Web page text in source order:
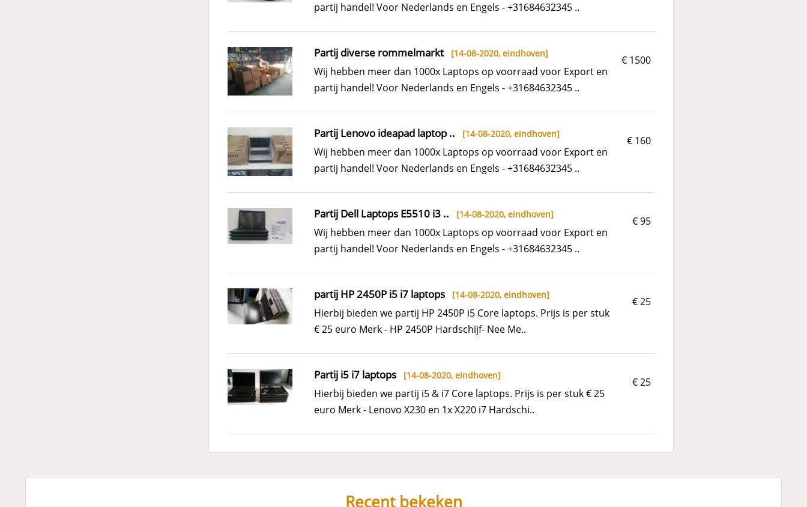
partij handel! Voor Nederlands en Engels - +31684632345 ..
€ 1500
Partij diverse rommelmarkt[14-08-2020, eindhoven]
Wij hebben meer dan 1000x Laptops op voorraad voor Export en
partij handel! Voor Nederlands en Engels - +31684632345 ..
€ 160
Partij Lenovo ideapad laptop .. [14-08-2020, eindhoven]
Wij hebben meer dan 1000x Laptops op voorraad voor Export en
partij handel! Voor Nederlands en Engels - +31684632345 ..
€ 95
Partij Dell Laptops E5510 i3 .. [14-08-2020, eindhoven]
Wij hebben meer dan 1000x Laptops op voorraad voor Export en
partij handel! Voor Nederlands en Engels - +31684632345 ..
€ 25
partij HP 2450P i5 i7 laptops [14-08-2020, eindhoven]
Hierbij bieden we partij HP 2450P i5 Core laptops. Prijs is per stuk
€ 25 euro Merk - HP 2450P Hardschijf- Nee Me..
€ 25
Partij i5 i7 laptops [14-08-2020, eindhoven]
Hierbij bieden we partij i5 & i7 Core laptops. Prijs is per stuk € 25
euro Merk - Lenovo X230 en 1x X220 i7 Hardschi..
Recent bekeken